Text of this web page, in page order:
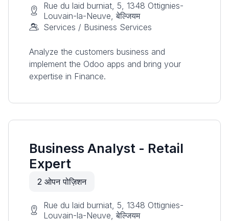
Rue du laid burniat, 5, 1348 Ottignies-
Louvain-la-Neuve, बेल्जियम
Services / Business Services
Analyze the customers business and
implement the Odoo apps and bring your
expertise in Finance.
Business Analyst - Retail
Expert
2 ओपन पोज़िशन
Rue du laid burniat, 5, 1348 Ottignies-
Louvain-la-Neuve, बेल्जियम